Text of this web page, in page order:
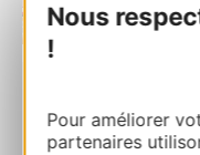
Nous
!
Pour améliorer
partenaires
Sure
RN